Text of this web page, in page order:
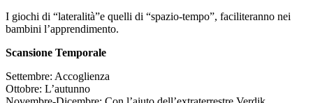
I giochi di “lateralità”e quelli di “spazio-tempo”, faciliteranno nei
bambini l’apprendimento.
Scansione Temporale
Settembre: Accoglienza
Ottobre: L’autunno